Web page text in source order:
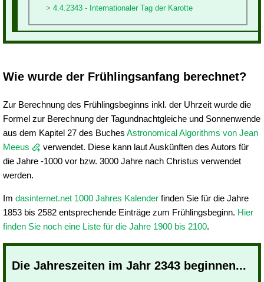
4.4.2343 - Internationaler Tag der Karotte
Wie wurde der Frühlingsanfang berechnet?
Zur Berechnung des Frühlingsbeginns inkl. der Uhrzeit wurde die
Formel zur Berechnung der Tagundnachtgleiche und Sonnenwende
aus dem Kapitel 27 des Buches Astronomical Algorithms von Jean
Meeus
verwendet. Diese kann laut Auskünften des Autors für
die Jahre -1000 vor bzw. 3000 Jahre nach Christus verwendet
werden.
Im dasinternet.net 1000 Jahres Kalender finden Sie für die Jahre
1853 bis 2582 entsprechende Einträge zum Frühlingsbeginn. Hier
finden Sie noch eine Liste für die Jahre 1900 bis 2100.
Die Jahreszeiten im Jahr 2343 beginnen...